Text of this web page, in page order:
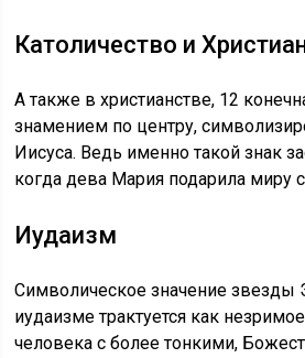
Католичество и
А также в христианстве, 12
знамением по центру,
Иисуса. Ведь именно такой знак
когда дева Мария подарила миру
Иудаизм
Символическое значение
иудаизме трактуется как
человека с более тонкими,